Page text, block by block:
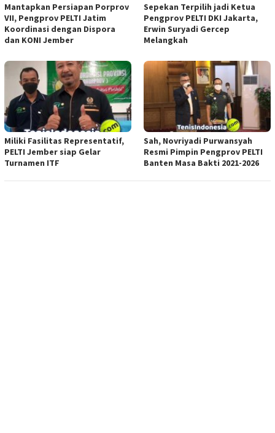
Mantapkan Persiapan Porprov
VII, Pengprov PELTI Jatim
Koordinasi dengan Dispora
dan KONI Jember
Sepekan Terpilih jadi Ketua
Pengprov PELTI DKI Jakarta,
Erwin Suryadi Gercep
Melangkah
Miliki Fasilitas Representatif,
PELTI Jember siap Gelar
Turnamen ITF
Sah, Novriyadi Purwansyah
Resmi Pimpin Pengprov PELTI
Banten Masa Bakti 2021-2026